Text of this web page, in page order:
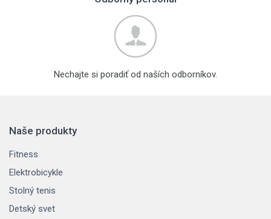
Nechajte si poradiť od naších odborníkov.
Naše produkty
Fitness
Elektrobicykle
Stolný tenis
Detský svet